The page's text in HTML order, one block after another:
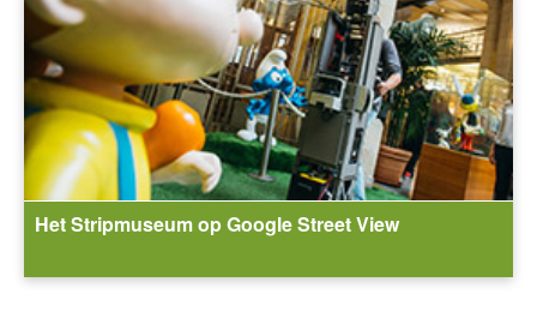
Het Stripmuseum op Google Street View